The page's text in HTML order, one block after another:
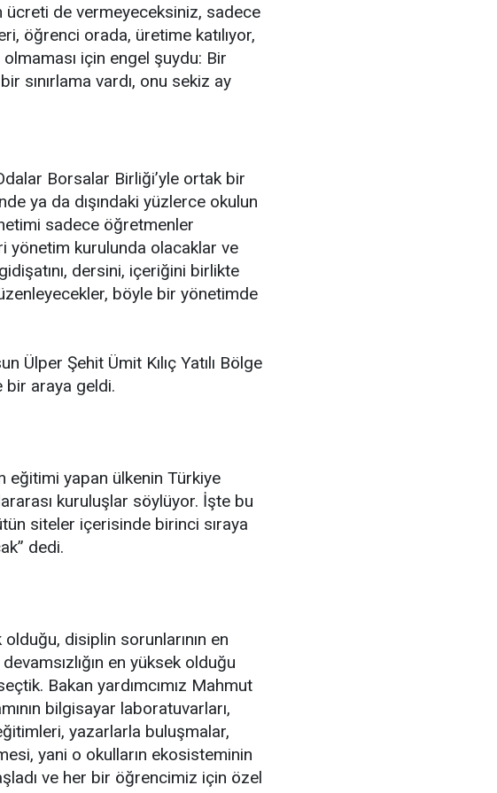
ücreti de vermeyeceksiniz, sadece
öğrenci orada, üretime katılıyor,
için engel şuydu: Bir
sınırlama vardı, onu sekiz ay
Borsalar Birliği’yle ortak bir
ya da dışındaki yüzlerce okulun
sadece öğretmenler
yönetim kurulunda olacaklar ve
dersini, içeriğini birlikte
böyle bir yönetimde
Ülper Şehit Ümit Kılıç Yatılı Bölge
bir araya geldi.
eğitimi yapan ülkenin Türkiye
kuruluşlar söylüyor. İşte bu
siteler içerisinde birinci sıraya
dedi.
olduğu, disiplin sorunlarının en
en yüksek olduğu
Bakan yardımcımız Mahmut
bilgisayar laboratuvarları,
yazarlarla buluşmalar,
yani o okulların ekosisteminin
ve her bir öğrencimiz için özel